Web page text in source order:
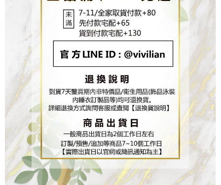
１．透過由恩沛科技股份有限公司提供之「AFTEE先享後付」服務完成之交
易，需依本服務之必要範圍內提供個人資料，並將交易相關給付款項請求債
權轉讓予恩沛科技股份有限公司。
２．關於個人資料處理事宜，請瀏覽以下網址：
https://aftee.tw/terms/#terms3
３．未成年的使用者請事先徵得法定代理人或監護人之同意方可使用
「AFTEE先享後付」，若未經同意申辦者引起之損失，本公司不負相關責
任。
４．使用「AFTEE先享後付」時，將依據個別帳號之用戶狀況，依本公司即
時審查核予不同之上限額度；若仍有額度不足之情形，本公司將視審查結果
請求用戶進行身份認證。
５．嚴禁一人註冊多個帳號或使用他人資訊註冊。若發現惡意使用之情形，
恩沛科技股份有限公司將有權停止該用戶之使用額度並採取法律行動。
查看運費